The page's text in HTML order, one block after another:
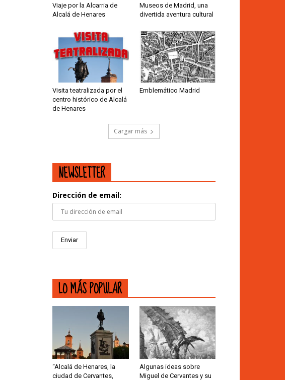
Viaje por la Alcarria de
Alcalá de Henares
Museos de Madrid, una
divertida aventura cultural
Visita teatralizada por el
centro histórico de Alcalá
de Henares
Emblemático Madrid
Cargar más
NEWSLETTER
Dirección de email:
LO MÁS POPULAR
“Alcalá de Henares, la
ciudad de Cervantes,
Algunas ideas sobre
Miguel de Cervantes y su